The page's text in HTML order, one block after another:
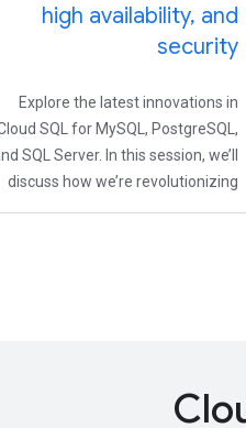
high availability, and
security
Explore the latest innovations in
SQL for MySQL, PostgreSQL,
SQL Server. In this session, we’ll
discuss how we’re revolutionizing